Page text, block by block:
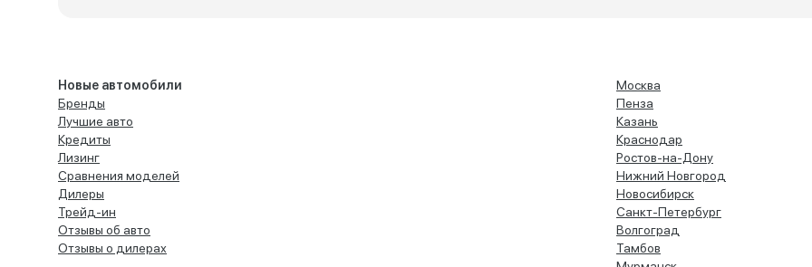
Новые автомобили
Бренды
Лучшие авто
Кредиты
Лизинг
Сравнения моделей
Дилеры
Трейд-ин
Отзывы об авто
Отзывы о дилерах
Москва
Пенза
Казань
Краснодар
Ростов-на-Дону
Нижний Новгород
Новосибирск
Санкт-Петербург
Волгоград
Тамбов